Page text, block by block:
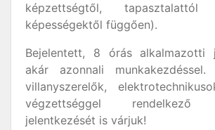
képzettségtől,
képességektől függően).
Bejelentett, 8 órás alkalmazotti
akár azonnali munkakezdéssel.
villanyszerelők,
végzettséggel rendelkező
jelentkezését is várjuk!